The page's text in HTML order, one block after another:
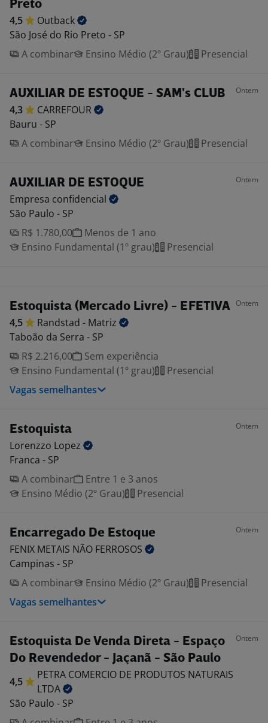
Preto
4,5
Outback
São José do Rio Preto - SP
A combinar
Ensino Médio (2º Grau) Presencial
AUXILIAR DE ESTOQUE - SAM's CLUB Ontem
4,3
CARREFOUR
Bauru - SP
A combinar
Ensino Médio (2º Grau) Presencial
AUXILIAR DE ESTOQUE Ontem
Empresa confidencial
São Paulo - SP
R$ 1.780,00
Menos de 1 ano
Ensino Fundamental (1º grau)
Presencial
Estoquista (Mercado Livre) - EFETIVA Ontem
4,5 Randstad - Matriz
Taboão da Serra - SP
R$ 2.216,00
Sem experiência
Ensino Fundamental (1º grau)
Presencial
Vagas semelhantes
Estoquista Ontem
Lorenzzo Lopez
Franca - SP
A combinar
Entre 1 e 3 anos
Ensino Médio (2º Grau)
Presencial
Encarregado De Estoque Ontem
FENIX METAIS NÃO FERROSOS
Campinas - SP
A combinar
Ensino Médio (2º Grau)
Presencial
Vagas semelhantes
Estoquista De Venda Direta - Espaço
Do Revendedor - Jaçanã - São Paulo
Ontem
4,5
PETRA COMERCIO DE PRODUTOS NATURAIS
LTDA
São Paulo - SP